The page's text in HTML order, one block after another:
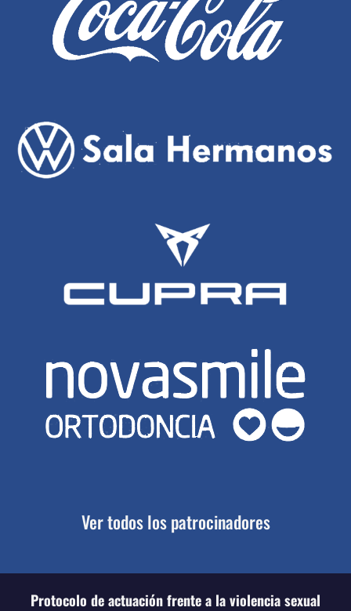
Ver todos los patrocinadores
Protocolo de actuación frente a la violencia sexual